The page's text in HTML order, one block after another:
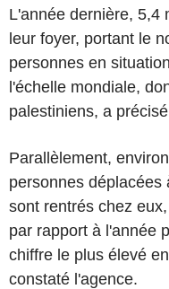
L'année dernière, 5,4
leur foyer, portant le
personnes en
l'échelle mondiale,
palestiniens, a
Parallèlement,
personnes déplacées
sont rentrés chez
par rapport à l'année
chiffre le plus élevé
constaté l'agence.